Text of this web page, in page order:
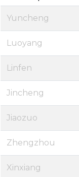
Yuncheng
Luoyang
Linfen
Jincheng
Jiaozuo
Zhengzhou
Xinxiang